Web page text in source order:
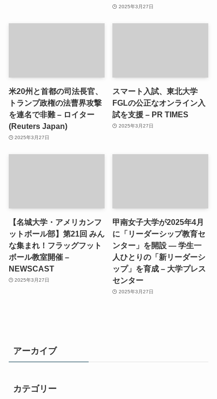
2025年3月27日
米20州と首都の司法長官、
トランプ政権の法曹界攻撃
を連名で非難 – ロイター
(Reuters Japan)
2025年3月27日
スマート入試、東北大学
FGLの公正なオンライン入
試を支援 – PR TIMES
2025年3月27日
【名城大学・アメリカンフ
ットボール部】第21回 みん
な集まれ！フラッグフット
ボール教室開催 –
NEWSCAST
2025年3月27日
甲南女子大学が2025年4月
に「リーダーシップ教育セ
ンター」を開設 ― 学生一
人ひとりの「新リーダーシ
ップ」を育成 – 大学プレス
センター
2025年3月27日
アーカイブ
カテゴリー